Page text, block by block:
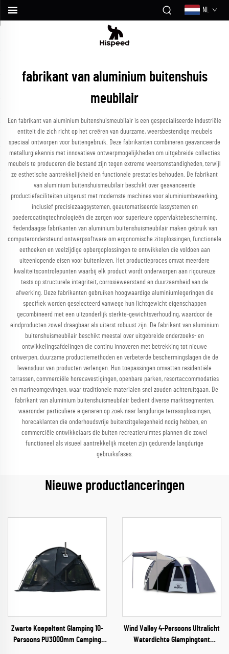
NL
fabrikant van aluminium buitenshuis
meubilair
Een fabrikant van aluminium buitenshuismeubilair is een gespecialiseerde industriële
entiteit die zich richt op het creëren van duurzame, weersbestendige meubels
speciaal ontworpen voor buitengebruik. Deze fabrikanten combineren geavanceerde
metallurgiekennis met innovatieve ontwerpmogelijkheden om uitgebreide collecties
meubels te produceren die bestand zijn tegen extreme weersomstandigheden, terwijl
ze esthetische aantrekkelijkheid en functionele prestaties behouden. De fabrikant
van aluminium buitenshuismeubilair beschikt over geavanceerde
productiefaciliteiten uitgerust met modernste machines voor aluminiumbewerking,
inclusief precisiezaagsystemen, geautomatiseerde lassystemen en
poedercoatingtechnologieën die zorgen voor superieure oppervlaktebescherming.
Hedendaagse fabrikanten van aluminium buitenshuismeubilair maken gebruik van
computerondersteund ontwerpsoftware om ergonomische zitoplossingen, functionele
eethoeken en veelzijdige opbergoplossingen te ontwikkelen die voldoen aan
uiteenlopende eisen voor buitenleven. Het productieproces omvat meerdere
kwaliteitscontrolepunten waarbij elk product wordt onderworpen aan rigoureuze
tests op structurele integriteit, corrosieweerstand en duurzaamheid van de
afwerking. Deze fabrikanten gebruiken hoogwaardige aluminiumlegeringen die
specifiek worden geselecteerd vanwege hun lichtgewicht eigenschappen
gecombineerd met een uitzonderlijk sterkte-gewichtsverhouding, waardoor de
eindproducten zowel draagbaar als uiterst robuust zijn. De fabrikant van aluminium
buitenshuismeubilair beschikt meestal over uitgebreide onderzoeks- en
ontwikkelingsafdelingen die continu innoveren met betrekking tot nieuwe
ontwerpen, duurzame productiemethoden en verbeterde beschermingslagen die de
levensduur van producten verlengen. Hun toepassingen omvatten residentiële
terrassen, commerciële horecavestigingen, openbare parken, resortaccommodaties
en marineomgevingen, waar traditionele materialen snel zouden achteruitgaan. De
fabrikant van aluminium buitenshuismeubilair bedient diverse marktsegmenten,
waaronder particuliere eigenaren op zoek naar langdurige terrasoplossingen,
horecaklanten die onderhoudsvrije buitenzitgelegenheid nodig hebben, en
commerciële ontwikkelaars die buiten recreatieruimtes plannen die zowel
functioneel als visueel aantrekkelijk moeten zijn gedurende langdurige
gebruiksfases.
Nieuwe productlanceringen
Zwarte Koepeltent Glamping 10-
Persoons PU3000mm Camping
Wind Valley 4-Persoons Ultralicht
Waterdichte Glampingtent